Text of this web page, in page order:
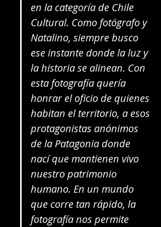
en la categoría de Chile
Cultural. Como fotógrafo y
Natalino, siempre busco
ese instante donde la luz y
la historia se alinean. Con
esta fotografía quería
honrar el oficio de quienes
habitan el territorio, a esos
protagonistas anónimos
de la Patagonia donde
nací que mantienen vivo
nuestro patrimonio
humano. En un mundo
que corre tan rápido, la
fotografía nos permite